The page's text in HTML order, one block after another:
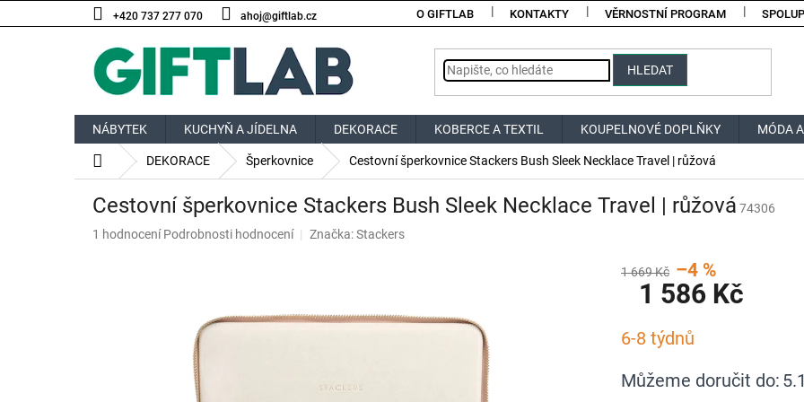
na
+420 737 277 070 ahoj@giftlab.cz O GIFTLAB KONTAKTY VĚRNOSTNÍ PROGRAM
HLEDAT
NÁBYTEK KUCHYŇ A JÍDELNA DEKORACE KOBERCE A TEXTIL KOUPELNOVÉ DOPLŇKY MÓDA
Domů DEKORACE Šperkovnice Cestovní šperkovnice Stackers Bush Sleek Necklace Travel | růžová
Cestovní šperkovnice Stackers Bush Sleek Necklace Travel | růžová 74306
Průměrné
1 hodnocení Podrobnosti hodnocení Značka:Stackers
1 669 Kč –4 %
1 586 Kč
cena:
6-8 týdnů
Můžeme doručit do: